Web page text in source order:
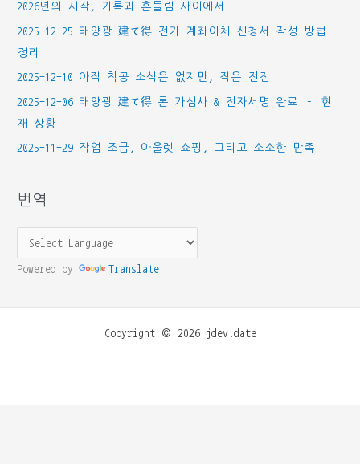
2026년의 시작, 기록과 흔들림 사이에서
2025-12-25 태양광 建て得 전기 계좌이체 신청서 작성 방법
정리
2025-12-10 아직 착공 소식은 없지만, 작은 전진
2025-12-06 태양광 建て得 론 가심사 & 전자서명 완료 – 현
재 상황
2025-11-29 작업 조금, 아울렛 쇼핑, 그리고 소소한 만족
번역
Powered by Translate
Copyright © 2026 jdev.date